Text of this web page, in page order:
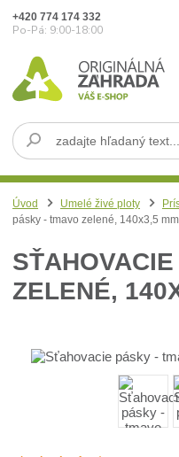
+420 774 174 332
Po-Pá: 9:00-18:00
Úvod Umelé živé ploty
pásky - tmavo zelené, 140x3,5
ZELENÉ,